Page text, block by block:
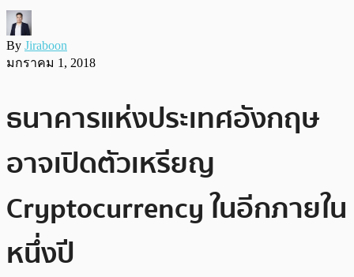
By Jiraboon
มกราคม 1, 2018
ธนาคารแห่งประเทศอังกฤษ
อาจเปิดตัวเหรียญ
Cryptocurrency ในอีกภายใน
หนึ่งปี